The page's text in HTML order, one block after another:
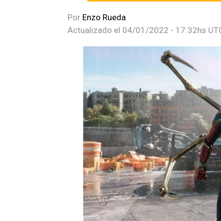
Por Enzo Rueda
Actualizado el 04/01/2022 - 17:32hs